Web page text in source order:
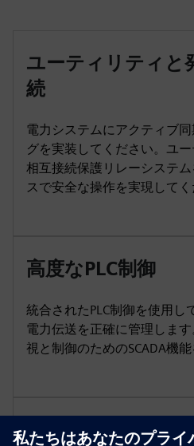
ユーティリティと
続
電力システムにアクティブ
グを実装してください。ユ
相互接続保護リレーシステ
スで安全な操作を実現してく
高度なPLC制御
統合されたPLC制御を使用し
電力伝送を正確に管理しま
視と制御のためのSCADA機能
効率的なエネルギ